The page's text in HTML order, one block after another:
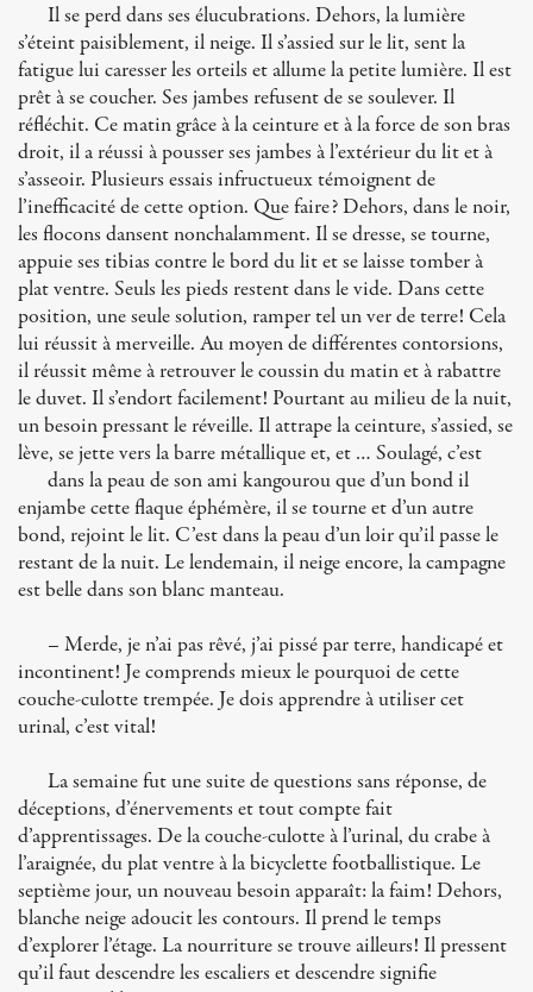
Il se perd dans ses élucubrations. Dehors, la lumière
s’éteint paisiblement, il neige. Il s’assied sur le lit, sent la
fatigue lui caresser les orteils et allume la petite lumière. Il est
prêt à se coucher. Ses jambes refusent de se soulever. Il
réfléchit. Ce matin grâce à la ceinture et à la force de son bras
droit, il a réussi à pousser ses jambes à l’extérieur du lit et à
s’asseoir. Plusieurs essais infructueux témoignent de
l’inefficacité de cette option. Que faire? Dehors, dans le noir,
les flocons dansent nonchalamment. Il se dresse, se tourne,
appuie ses tibias contre le bord du lit et se laisse tomber à
plat ventre. Seuls les pieds restent dans le vide. Dans cette
position, une seule solution, ramper tel un ver de terre! Cela
lui réussit à merveille. Au moyen de différentes contorsions,
il réussit même à retrouver le coussin du matin et à rabattre
le duvet. Il s’endort facilement! Pourtant au milieu de la nuit,
un besoin pressant le réveille. Il attrape la ceinture, s’assied, se
lève, se jette vers la barre métallique et, et … Soulagé, c’est
dans la peau de son ami kangourou que d’un bond il
enjambe cette flaque éphémère, il se tourne et d’un autre
bond, rejoint le lit. C’est dans la peau d’un loir qu’il passe le
restant de la nuit. Le lendemain, il neige encore, la campagne
est belle dans son blanc manteau.
– Merde, je n’ai pas rêvé, j’ai pissé par terre, handicapé et
incontinent! Je comprends mieux le pourquoi de cette
couche-culotte trempée. Je dois apprendre à utiliser cet
urinal, c’est vital!
La semaine fut une suite de questions sans réponse, de
déceptions, d’énervements et tout compte fait
d’apprentissages. De la couche-culotte à l’urinal, du crabe à
l’araignée, du plat ventre à la bicyclette footballistique. Le
septième jour, un nouveau besoin apparaît: la faim! Dehors,
blanche neige adoucit les contours. Il prend le temps
d’explorer l’étage. La nourriture se trouve ailleurs! Il pressent
qu’il faut descendre les escaliers et descendre signifie